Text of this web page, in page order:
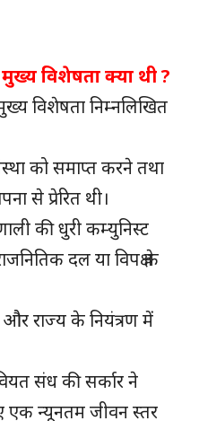
मुख्य विशेषता क्या थी ?
विशेषता निम्नलिखित
को समाप्त करने तथा
से प्रेरित थी।
की धुरी कम्युनिस्ट
दल या विपक्ष के
और राज्य के नियंत्रण में
संध की सर्कार ने
एक न्यूनतम जीवन स्तर